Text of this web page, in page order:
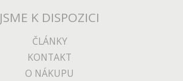
JSME K DISPOZICI
ČLÁNKY
KONTAKT
O NÁKUPU